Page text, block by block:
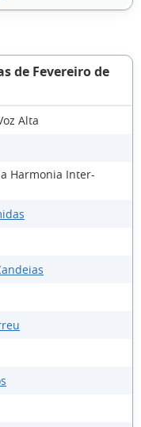
de Fevereiro de
Alta
Harmonia Inter-